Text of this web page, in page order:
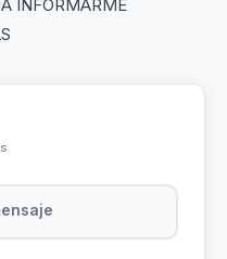
INFORMARME